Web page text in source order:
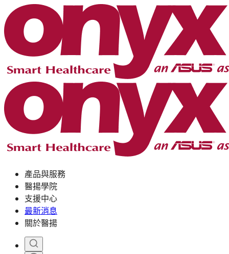
產品與服務
醫揚學院
支援中心
最新消息
關於醫揚